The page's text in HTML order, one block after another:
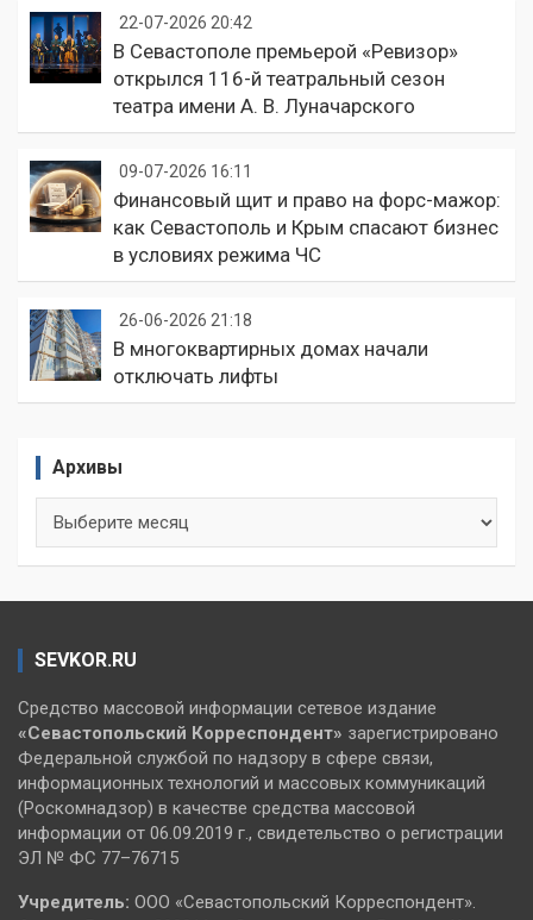
22-07-2026 20:42
В Севастополе премьерой «Ревизор»
открылся 116-й театральный сезон
театра имени А. В. Луначарского
09-07-2026 16:11
Финансовый щит и право на форс-мажор:
как Севастополь и Крым спасают бизнес
в условиях режима ЧС
26-06-2026 21:18
В многоквартирных домах начали
отключать лифты
Архивы
SEVKOR.RU
Средство массовой информации сетевое издание
«Севастопольский Корреспондент» зарегистрировано
Федеральной службой по надзору в сфере связи,
информационных технологий и массовых коммуникаций
(Роскомнадзор) в качестве средства массовой
информации от 06.09.2019 г., свидетельство о регистрации
ЭЛ № ФС 77–76715
Учредитель: ООО «Севастопольский Корреспондент».